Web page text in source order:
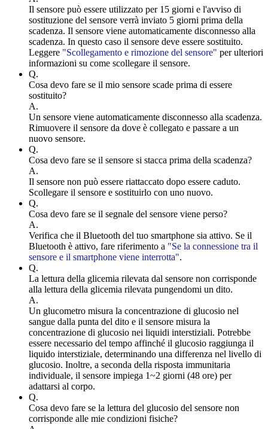
Il sensore può essere utilizzato per 15 giorni e l'avviso di
sostituzione del sensore verrà inviato 5 giorni prima della
scadenza. Il sensore viene automaticamente disconnesso alla
scadenza. In questo caso il sensore deve essere sostituito.
Leggere "Scollegamento e rimozione del sensore" per ulteriori
informazioni su come scollegare il sensore.
Q.
Cosa devo fare se il mio sensore scade prima di essere
sostituito?
A.
Un sensore viene automaticamente disconnesso alla scadenza.
Rimuovere il sensore da dove è collegato e passare a un
nuovo sensore.
Q.
Cosa devo fare se il sensore si stacca prima della scadenza?
A.
Il sensore non può essere riattaccato dopo essere caduto.
Scollegare il sensore e sostituirlo con uno nuovo.
Q.
Cosa devo fare se il segnale del sensore viene perso?
A.
Verifica che il Bluetooth del tuo smartphone sia attivo. Se il
Bluetooth è attivo, fare riferimento a "Se la connessione tra il
sensore e il smartphone viene interrotta".
Q.
La lettura della glicemia rilevata dal sensore non corrisponde
alla lettura della glicemia rilevata pungendomi un dito.
A.
Un glucometro misura la concentrazione di glucosio nel
sangue dalla punta del dito e il sensore misura la
concentrazione di glucosio nei liquidi interstiziali. Potrebbe
essere necessario del tempo affinché il glucosio raggiunga il
liquido interstiziale, determinando una differenza nel livello di
glucosio. Inoltre, a seconda della risposta immunitaria
individuale, il sensore impiega 1~2 giorni (48 ore) per
adattarsi al corpo.
Q.
Cosa devo fare se la lettura del glucosio del sensore non
corrisponde alle mie condizioni fisiche?